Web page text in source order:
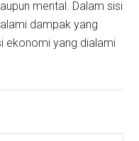
mental. Dalam sisi
dampak yang
ekonomi yang dialami